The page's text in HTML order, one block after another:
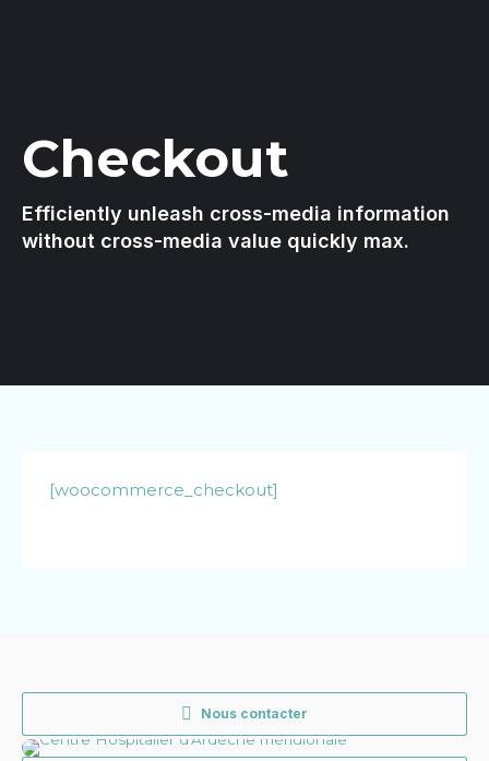
Checkout
Efficiently unleash cross-media information
without cross-media value quickly max.
[woocommerce_checkout]
Nous contacter